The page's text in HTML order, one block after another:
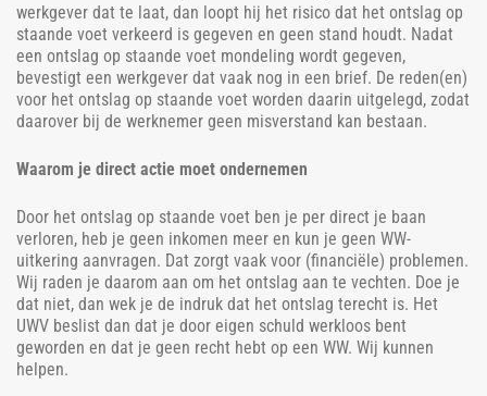
werkgever dat te laat, dan loopt hij het risico dat het ontslag op
staande voet verkeerd is gegeven en geen stand houdt. Nadat
een ontslag op staande voet mondeling wordt gegeven,
bevestigt een werkgever dat vaak nog in een brief. De reden(en)
voor het ontslag op staande voet worden daarin uitgelegd, zodat
daarover bij de werknemer geen misverstand kan bestaan.
Waarom je direct actie moet ondernemen
Door het ontslag op staande voet ben je per direct je baan
verloren, heb je geen inkomen meer en kun je geen WW-
uitkering aanvragen. Dat zorgt vaak voor (financiële) problemen.
Wij raden je daarom aan om het ontslag aan te vechten. Doe je
dat niet, dan wek je de indruk dat het ontslag terecht is. Het
UWV beslist dan dat je door eigen schuld werkloos bent
geworden en dat je geen recht hebt op een WW. Wij kunnen
helpen.